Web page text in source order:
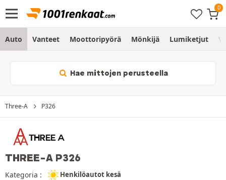
Auto Vanteet Moottoripyörä Mönkijä Lumiketjut
Hae mittojen perusteella
Three-A P326
THREE-A P326
Kategoria : Henkilöautot kesä